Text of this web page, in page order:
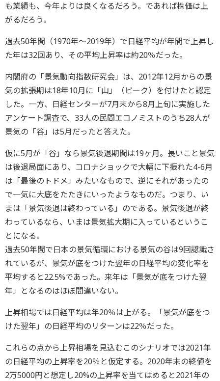
も業績も、今年よりは良くなるだろう。であれば株価は上
がるだろう。
過去50年間（1970年～2019年）で日経平均が年間で上昇し
た年は32回あり、その平均上昇率は約20％だった。
内閣府の「景気動向指数研究会」は、2012年12月からの景
気の拡張期は18年10月に「山」（ピーク）を付けたと認定
した。一方、日経センターが7月末から8月上旬に実施した
アンケート調査で、33人の民間エコノミストのうち28人が
景気の「谷」は5月だったと答えた。
仮に5月が「谷」なら景気後退期間は19ヶ月。長いこと景気
は後退局面にあり、コロナショックで大幅に下振れた4-6月
は「最後のトドメ」みたいなもので、逆にそれがあったの
で一気に大底をたたきにいったようなものだ。つまり、い
まは「景気後退は終わっている」のである。景気後退が終
わっているなら、いまは景気拡大期に入っているというこ
とになる。
過去50年間で日本の景気循環における景気の谷は9回認識さ
れているが、景気が底をつけた翌年の日経平均の変化率を
平均すると22.5%であった。来年は「景気が底をつけた翌
年」となるのはほぼ間違いない。
上昇相場では日経平均は年20％は上がる。「景気が底をつ
けた翌年」の日経平均のリターンは22％だった。
これらの点から上昇相場を見込むこのシナリオでは2021年
の日経平均の上昇率を20％と仮定する。2020年末の終値を
2万5000円と想定し20%の上昇率を当てはめると2021年の